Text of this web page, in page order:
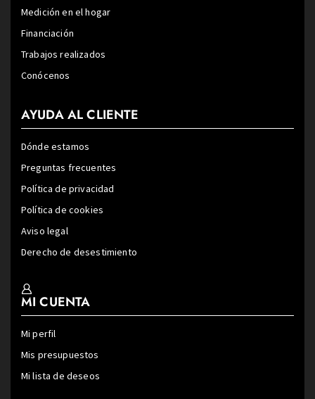
Medición en el hogar
Financiación
Trabajos realizados
Conócenos
AYUDA AL CLIENTE
Dónde estamos
Preguntas frecuentes
Política de privacidad
Política de cookies
Aviso legal
Derecho de desestimiento
MI CUENTA
Mi perfil
Mis presupuestos
Mi lista de deseos